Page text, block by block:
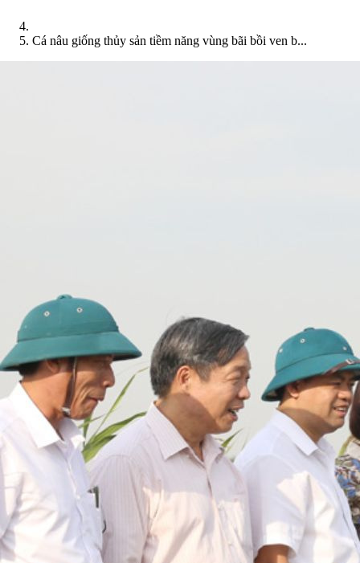
Cá nâu giống thủy sản tiềm năng vùng bãi bồi ven b...